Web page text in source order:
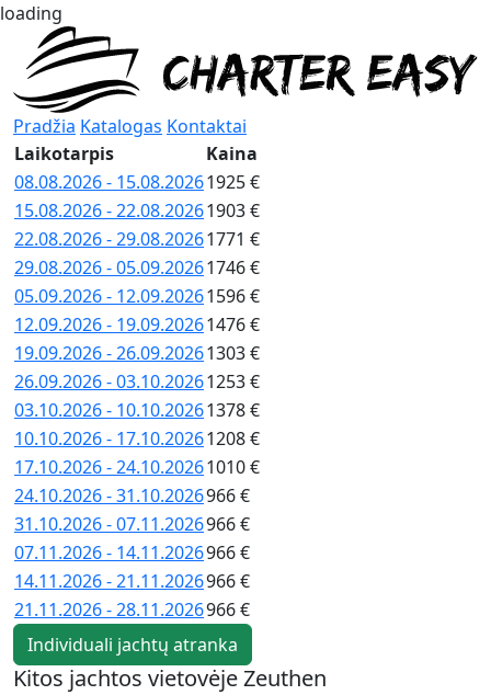
loading
Pradžia Katalogas Kontaktai
Laikotarpis
Kaina
08.08.2026 - 15.08.20261925 €
15.08.2026 - 22.08.20261903 €
22.08.2026 - 29.08.20261771 €
29.08.2026 - 05.09.20261746 €
05.09.2026 - 12.09.20261596 €
12.09.2026 - 19.09.20261476 €
19.09.2026 - 26.09.20261303 €
26.09.2026 - 03.10.20261253 €
03.10.2026 - 10.10.20261378 €
10.10.2026 - 17.10.20261208 €
17.10.2026 - 24.10.20261010 €
24.10.2026 - 31.10.2026966 €
31.10.2026 - 07.11.2026966 €
07.11.2026 - 14.11.2026966 €
14.11.2026 - 21.11.2026966 €
21.11.2026 - 28.11.2026966 €
Individuali jachtų atranka
Kitos jachtos vietovėje Zeuthen